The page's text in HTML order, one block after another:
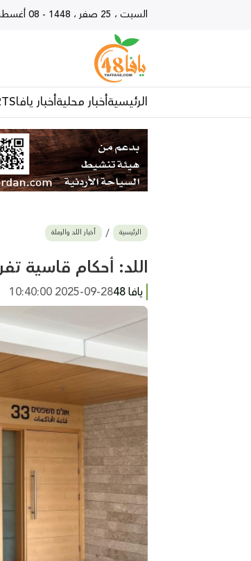
السبت ، 25 صفر ، 1448 - 08 أغسطس 2026
الرئيسيةأخبار محليةأخبار يافا
الرئيسية أخبار اللد والرملة
اللد: أحكام قاسية تفرضها المحكمة
يافا 48 2025-09-28 10:40:00